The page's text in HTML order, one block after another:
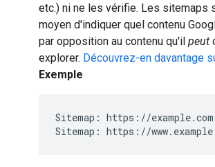
etc.) ni ne les vérifie. Les sitemaps
moyen d'indiquer quel contenu
par opposition au contenu qu'il peut
explorer. Découvrez-en davantage
Exemple
Sitemap: https://
Sitemap: https://